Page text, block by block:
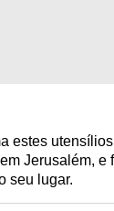
estes
Jerusalém, e
seu lugar.